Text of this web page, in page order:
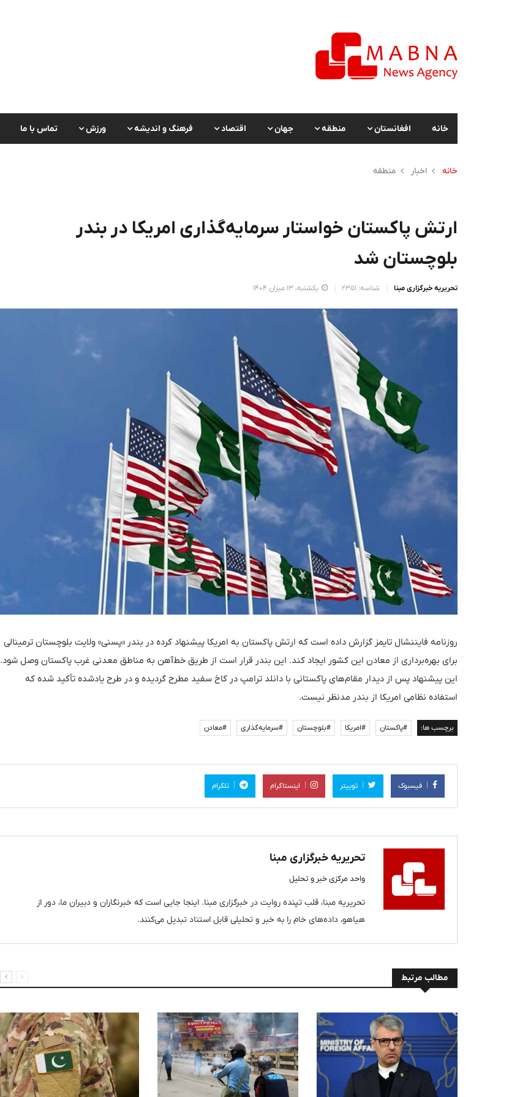
خانه افغانستان منطقه جهان اقتصاد فرهنگ و اندیشه ورزش تماس با ما
خانه اخبار منطقه
ارتش پاکستان خواستار سرمایه‌گذاری امریکا در بندر
بلوچستان شد
تحریریه خبرگزاری مبنا شناسه: 2351 یکشنبه، 13 میزان 1404
روزنامه فایننشال تایمز گزارش داده است که ارتش پاکستان به امریکا پیشنهاد کرده در بندر «پسنی» ولایت بلوچستان ترمینالی
برای بهره‌برداری از معادن این کشور ایجاد کند. این بندر قرار است از طریق خط‌آهن به مناطق معدنی غرب پاکستان وصل شود.
این پیشنهاد پس از دیدار مقام‌های پاکستانی با دانلد ترامپ در کاخ سفید مطرح گردیده و در طرح یادشده تأکید شده که
استفاده نظامی امریکا از بندر مدنظر نیست.
برچسب ها: #پاکستان #امریکا #بلوچستان #سرمایه‌گذاری #معادن
فیسبوک توییتر اینستاگرام تلگرام
تحریریه خبرگزاری مبنا
واحد مرکزی خبر و تحلیل
تحریریه مبنا، قلب تپنده روایت در خبرگزاری مبنا. اینجا جایی است که خبرنگاران و دبیران ما، دور از
هیاهو، داده‌های خام را به خبر و تحلیلی قابل استناد تبدیل می‌کنند.
مطالب مرتبط